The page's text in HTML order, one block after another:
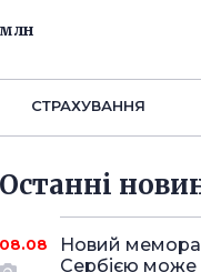
СТРАХУВАННЯ
Останнi
08.08
Новий
Сербією може